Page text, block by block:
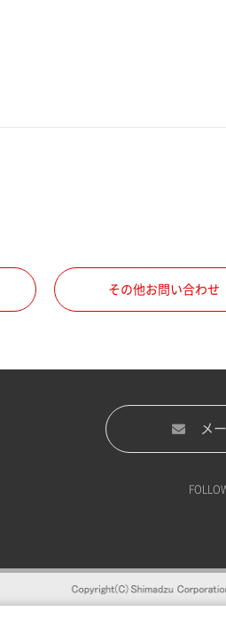
すすめします。
その他お問い合わせ
メ